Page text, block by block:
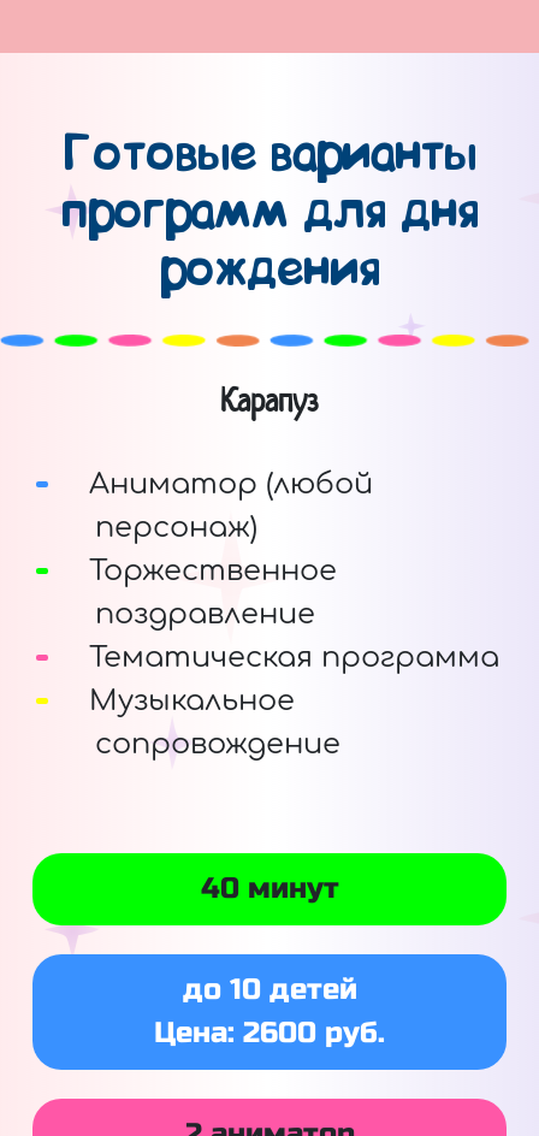
Готовые варианты
программ для дня
рождения
Карапуз
Аниматор (любой
персонаж)
Торжественное
поздравление
Тематическая программа
Музыкальное
сопровождение
40 минут
до 10 детей
Цена: 2600 руб.